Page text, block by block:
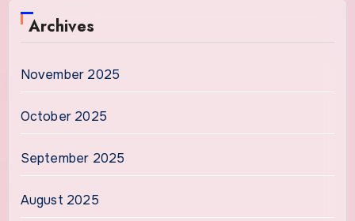
Archives
November 2025
October 2025
September 2025
August 2025